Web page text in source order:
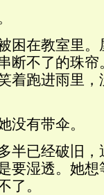
困在教室里
断不了的珠
着跑进雨里
没有带伞。
半已经破旧
要湿透。她
了。